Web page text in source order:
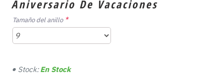
Aniversario De Vacaciones
Stock: En Stock
Tamaño del anillo